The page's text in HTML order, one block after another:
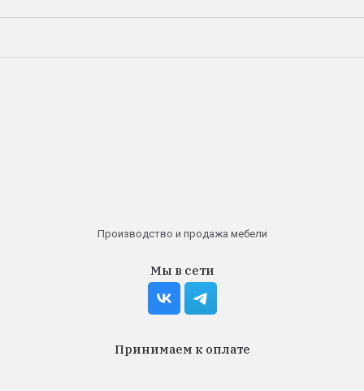
Производство и продажа мебели
Мы в сети
Принимаем к оплате